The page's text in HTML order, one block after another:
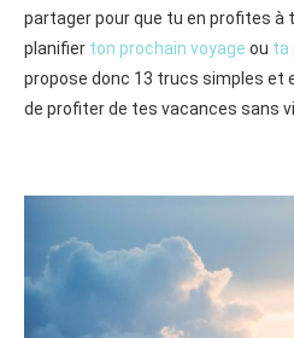
partager pour que tu en profites à
planifier ton prochain voyage ou ta
propose donc 13 trucs simples et
de profiter de tes vacances sans